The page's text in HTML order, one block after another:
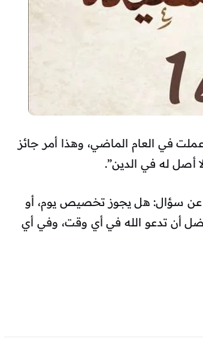
في العام الماضي، وهذا أمر جائز
أصل له في الدين”.
عن سؤال: هل يجوز تخصيص يوم، أو
أن تدعو الله في أي وقت، وفي أي